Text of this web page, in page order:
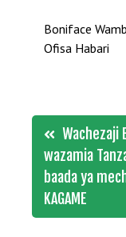
Boniface
Ofisa Habari
PostWachezaji
wazamia
baada ya
KAGAME